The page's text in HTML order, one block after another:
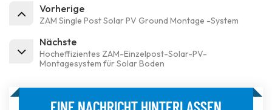
Vorherige
ZAM Single Post Solar PV Ground Montage -System
Nächste
Hocheffizientes ZAM-Einzelpost-Solar-PV-
Montagesystem für Solar Boden